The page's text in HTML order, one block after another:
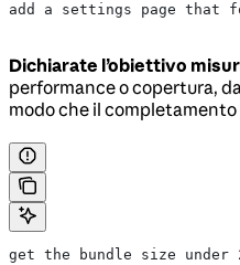
add a settings page that
Dichiarate l’obiettivo
performance o copertura,
modo che il
get the bundle size under